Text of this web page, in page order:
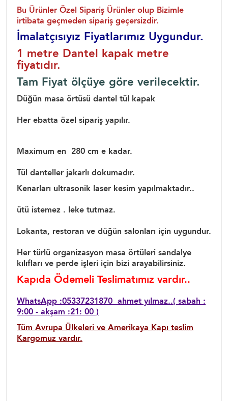
Bu Ürünler Özel Sipariş Ürünler olup Bizimle
irtibata geçmeden sipariş geçersizdir.
İmalatçısıyız Fiyatlarımız Uygundur.
1 metre Dantel kapak metre
fiyatıdır.
Tam Fiyat ölçüye göre verilecektir.
Düğün masa örtüsü dantel tül kapak
Her ebatta özel sipariş yapılır.
Maximum en 280 cm e kadar.
Tül danteller jakarlı dokumadır.
Kenarları ultrasonik laser kesim yapılmaktadır..
ütü istemez . leke tutmaz.
Lokanta, restoran ve düğün salonları için uygundur.
Her türlü organizasyon masa örtüleri sandalye
kılıfları ve perde işleri için bizi arayabilirsiniz.
Kapıda Ödemeli Teslimatımız vardır..
WhatsApp :05337231870 ahmet yılmaz..( sabah :
9:00 - akşam :21: 00 )
Tüm Avrupa Ülkeleri ve Amerikaya Kapı teslim
Kargomuz vardır.